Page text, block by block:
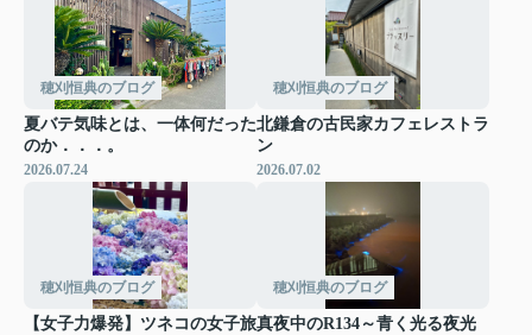
穂刈恒典のブログ
夏バテ気味とは、一体何だった
のか．．．。
2026.07.24
穂刈恒典のブログ
北鎌倉の古民家カフェレストラ
ン
2026.07.02
穂刈恒典のブログ
【女子力爆発】ツネコの女子旅
穂刈恒典のブログ
真夜中のR134～青く光る夜光